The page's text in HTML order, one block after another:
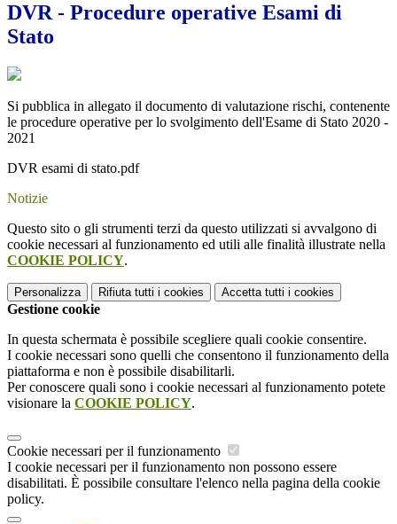
DVR - Procedure operative Esami di
Stato
Si pubblica in allegato il documento di valutazione rischi, contenente
le procedure operative per lo svolgimento dell'Esame di Stato 2020 -
2021
DVR esami di stato.pdf
Notizie
Questo sito o gli strumenti terzi da questo utilizzati si avvalgono di
cookie necessari al funzionamento ed utili alle finalità illustrate nella
COOKIE POLICY.
Personalizza Rifiuta tutti i cookies Accetta tutti i cookies
Gestione cookie
In questa schermata è possibile scegliere quali cookie consentire.
I cookie necessari sono quelli che consentono il funzionamento della
piattaforma e non è possibile disabilitarli.
Per conoscere quali sono i cookie necessari al funzionamento potete
visionare la COOKIE POLICY.
Cookie necessari per il funzionamento
I cookie necessari per il funzionamento non possono essere
disabilitati. È possibile consultare l'elenco nella pagina della cookie
policy.